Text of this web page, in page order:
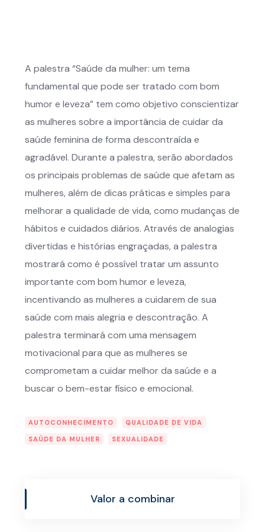
A palestra “Saúde da mulher: um tema
fundamental que pode ser tratado com bom
humor e leveza” tem como objetivo conscientizar
as mulheres sobre a importância de cuidar da
saúde feminina de forma descontraída e
agradável. Durante a palestra, serão abordados
os principais problemas de saúde que afetam as
mulheres, além de dicas práticas e simples para
melhorar a qualidade de vida, como mudanças de
hábitos e cuidados diários. Através de analogias
divertidas e histórias engraçadas, a palestra
mostrará como é possível tratar um assunto
importante com bom humor e leveza,
incentivando as mulheres a cuidarem de sua
saúde com mais alegria e descontração. A
palestra terminará com uma mensagem
motivacional para que as mulheres se
comprometam a cuidar melhor da saúde e a
buscar o bem-estar físico e emocional.
AUTOCONHECIMENTO
QUALIDADE DE VIDA
SAÚDE DA MULHER
SEXUALIDADE
Valor a combinar